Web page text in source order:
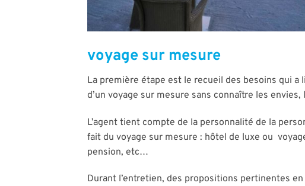
voyage sur mesure
La première étape est le recueil des besoins qui
d’un voyage sur mesure sans connaître les
L’agent tient compte de la personnalité de la
fait du voyage sur mesure : hôtel de luxe ou
pension, etc…
Durant l’entretien, des propositions pertinentes